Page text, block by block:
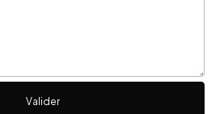
Valider